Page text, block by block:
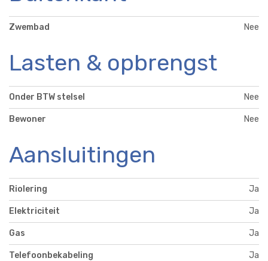
Zwembad Nee
Lasten & opbrengst
Onder BTW stelsel Nee
Bewoner Nee
Aansluitingen
Riolering Ja
Elektriciteit Ja
Gas Ja
Telefoonbekabeling Ja